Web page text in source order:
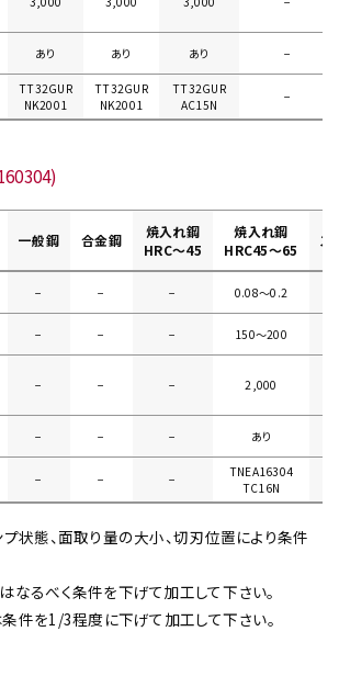
あり あり あり −
TT32GUR
NK2001
TT32GUR
NK2001
TT32GUR
AC15N
−
一般鋼 合金鋼
焼入れ鋼
HRC～45
焼入れ鋼
HRC45～65
ス
− − − 0.08〜0.2
− − − 150〜200
− − − 2,000
− − − あり
− − −
TNEA16304
TC16N
状態、面取り量の大小、切刃位置により条件
なるべく条件を下げて加工して下さい。
件を1/3程度に下げて加工して下さい。